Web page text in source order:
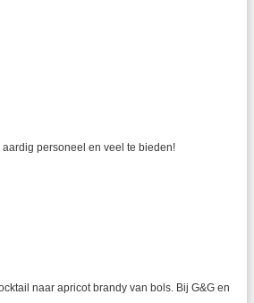
personeel en veel te bieden!
naar apricot brandy van bols. Bij G&G en